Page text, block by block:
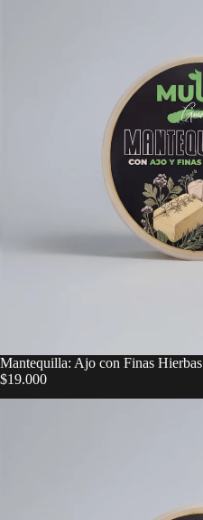
Mantequilla: Ajo con Finas Hierbas
$19.000